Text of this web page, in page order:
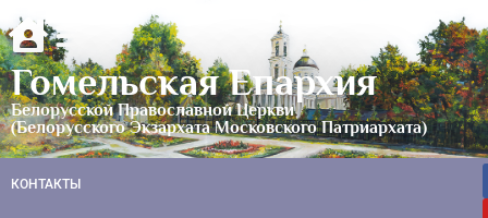
Гомельская Епархия
Белорусской Православной Церкви
(Белорусского Экзархата Московского Патриархата)
КОНТАКТЫ